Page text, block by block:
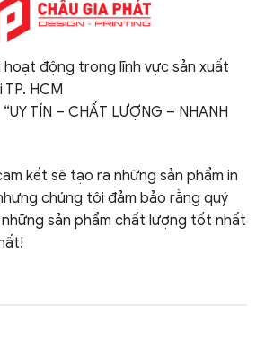
động trong lĩnh vực sản xuất
HCM
TÍN – CHẤT LƯỢNG – NHANH
kết sẽ tạo ra những sản phẩm in
chúng tôi đảm bảo rằng quý
sản phẩm chất lượng tốt nhất